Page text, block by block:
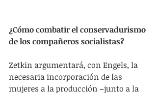
¿Cómo combatir el conservadurismo
de los compañeros socialistas?
Zetkin argumentará, con Engels, la
necesaria incorporación de las
mujeres a la producción –junto a la